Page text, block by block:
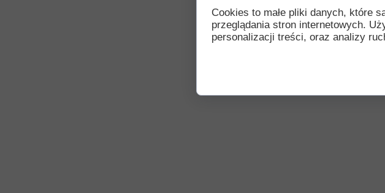
Cookies to małe pliki danych, które
przeglądania stron internetowych.
personalizacji treści, oraz analizy